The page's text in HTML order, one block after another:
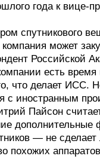
года к вице-
спутникового
может
Российской
есть время
что делает ИСС.
с иностранным
Пайсон
дополнительные
— не
похожих